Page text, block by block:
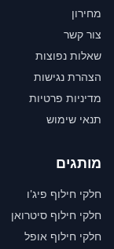
מחירון
צור קשר
שאלות נפוצות
הצהרת נגישות
מדיניות פרטיות
תנאי שימוש
מותגים
חלקי חילוף פיג'ו
חלקי חילוף סיטרואן
חלקי חילוף אופל